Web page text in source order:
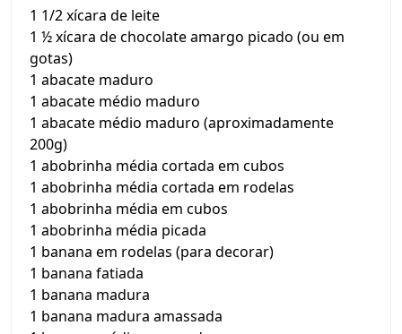
1 1/2 xícara de leite
1 ½ xícara de chocolate amargo picado (ou em
gotas)
1 abacate maduro
1 abacate médio maduro
1 abacate médio maduro (aproximadamente
200g)
1 abobrinha média cortada em cubos
1 abobrinha média cortada em rodelas
1 abobrinha média em cubos
1 abobrinha média picada
1 banana em rodelas (para decorar)
1 banana fatiada
1 banana madura
1 banana madura amassada